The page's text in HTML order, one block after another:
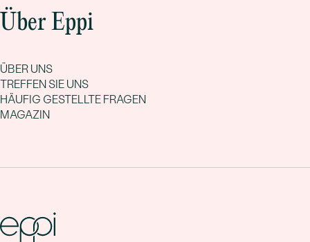
Über Eppi
ÜBER UNS
TREFFEN SIE UNS
HÄUFIG GESTELLTE FRAGEN
MAGAZIN